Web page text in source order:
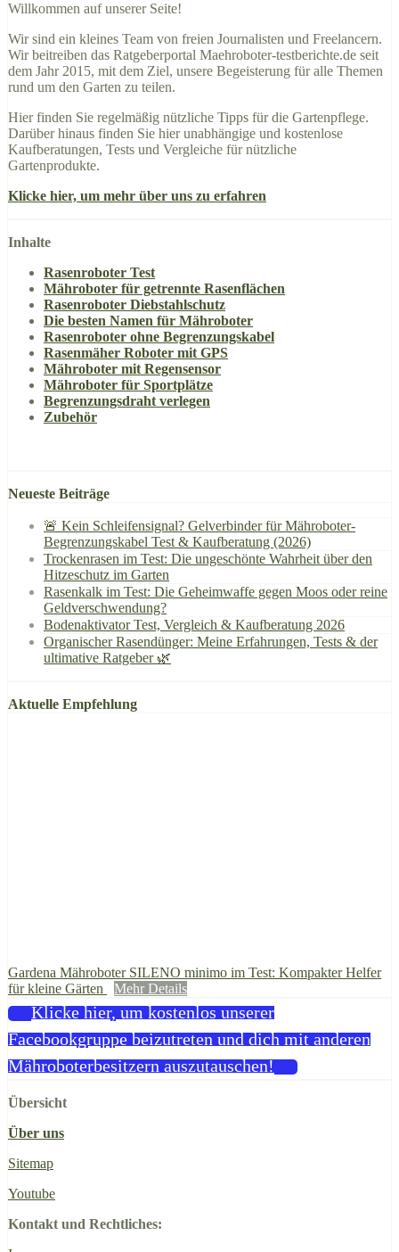
Willkommen auf unserer Seite!
Wir sind ein kleines Team von freien Journalisten und Freelancern.
Wir beitreiben das Ratgeberportal Maehroboter-testberichte.de seit
dem Jahr 2015, mit dem Ziel, unsere Begeisterung für alle Themen
rund um den Garten zu teilen.
Hier finden Sie regelmäßig nützliche Tipps für die Gartenpflege.
Darüber hinaus finden Sie hier unabhängige und kostenlose
Kaufberatungen, Tests und Vergleiche für nützliche
Gartenprodukte.
Klicke hier, um mehr über uns zu erfahren
Inhalte
Rasenroboter Test
Mähroboter für getrennte Rasenflächen
Rasenroboter Diebstahlschutz
Die besten Namen für Mähroboter
Rasenroboter ohne Begrenzungskabel
Rasenmäher Roboter mit GPS
Mähroboter mit Regensensor
Mähroboter für Sportplätze
Begrenzungsdraht verlegen
Zubehör
Neueste Beiträge
🚨 Kein Schleifensignal? Gelverbinder für Mähroboter-
Begrenzungskabel Test & Kaufberatung (2026)
Trockenrasen im Test: Die ungeschönte Wahrheit über den
Hitzeschutz im Garten
Rasenkalk im Test: Die Geheimwaffe gegen Moos oder reine
Geldverschwendung?
Bodenaktivator Test, Vergleich & Kaufberatung 2026
Organischer Rasendünger: Meine Erfahrungen, Tests & der
ultimative Ratgeber 🌿
Aktuelle Empfehlung
Gardena Mähroboter SILENO minimo im Test: Kompakter Helfer
für kleine Gärten
Mehr Details
Klicke hier, um kostenlos unserer
Facebookgruppe beizutreten und dich mit anderen
Mähroboterbesitzern auszutauschen!
Übersicht
Über uns
Sitemap
Youtube
Kontakt und Rechtliches: